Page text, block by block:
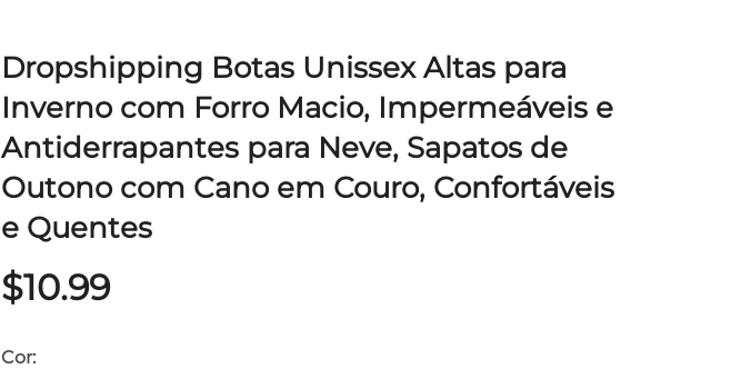
Dropshipping Botas Unissex Altas para
Inverno com Forro Macio, Impermeáveis e
Antiderrapantes para Neve, Sapatos de
Outono com Cano em Couro, Confortáveis
e Quentes
$10.99
Cor: